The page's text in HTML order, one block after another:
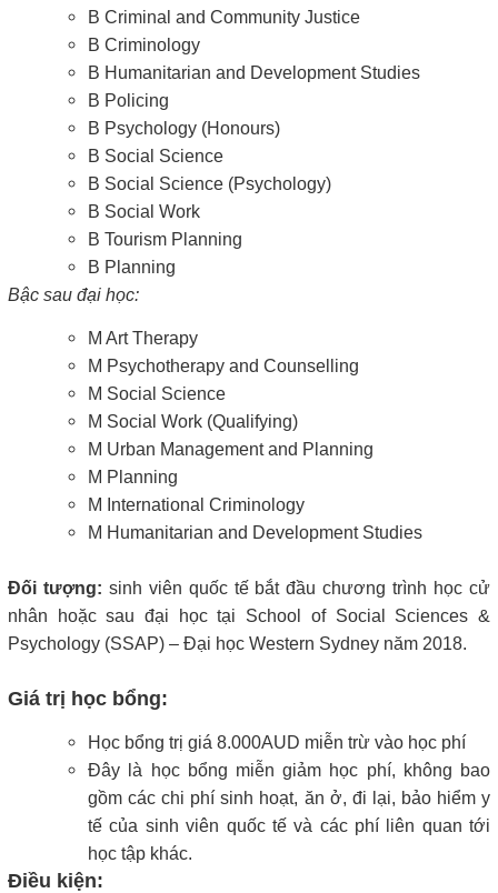
B Criminal and Community Justice
B Criminology
B Humanitarian and Development Studies
B Policing
B Psychology (Honours)
B Social Science
B Social Science (Psychology)
B Social Work
B Tourism Planning
B Planning
Bậc sau đại học:
M Art Therapy
M Psychotherapy and Counselling
M Social Science
M Social Work (Qualifying)
M Urban Management and Planning
M Planning
M International Criminology
M Humanitarian and Development Studies
Đối tượng: sinh viên quốc tế bắt đầu chương trình học cử
nhân hoặc sau đại học tại School of Social Sciences &
Psychology (SSAP) – Đại học Western Sydney năm 2018.
Giá trị học bổng:
Học bổng trị giá 8.000AUD miễn trừ vào học phí
Đây là học bổng miễn giảm học phí, không bao
gồm các chi phí sinh hoạt, ăn ở, đi lại, bảo hiểm y
tế của sinh viên quốc tế và các phí liên quan tới
học tập khác.
Điều kiện: